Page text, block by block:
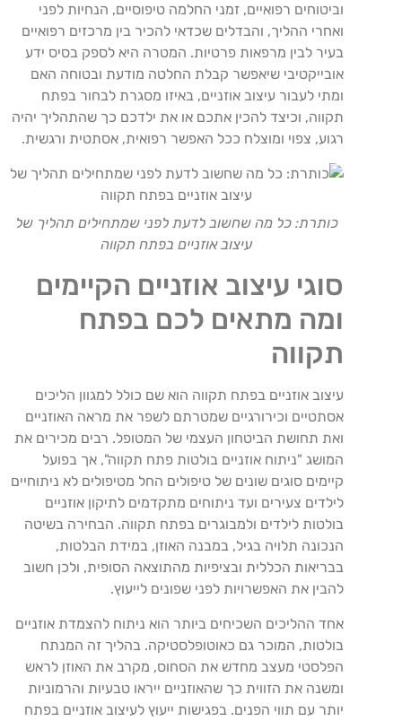
וביטוחים רפואיים, זמני החלמה טיפוסיים, הנחיות לפני
ואחרי ההליך, והבדלים שכדאי להכיר בין מרכזים רפואיים
בעיר לבין מרפאות פרטיות. המטרה היא לספק בסיס ידע
אובייקטיבי שיאפשר קבלת החלטה מודעת ובטוחה האם
ומתי לעבור עיצוב אוזניים, באיזו מסגרת לבחור בפתח
תקווה, וכיצד להכין אתכם או את ילדכם כך שהתהליך יהיה
רגוע, צפוי ומוצלח ככל האפשר רפואית, אסתטית ורגשית.
כותרת: כל מה שחשוב לדעת לפני שמתחילים תהליך של
עיצוב אוזניים בפתח תקווה
סוגי עיצוב אוזניים הקיימים
ומה מתאים לכם בפתח
תקווה
עיצוב אוזניים בפתח תקווה הוא שם כולל למגוון הליכים
אסתטיים וכירורגיים שמטרתם לשפר את מראה האוזניים
ואת תחושת הביטחון העצמי של המטופל. רבים מכירים את
המושג "ניתוח אוזניים בולטות פתח תקווה", אך בפועל
קיימים סוגים שונים של טיפולים החל מטיפולים לא ניתוחיים
לילדים צעירים ועד ניתוחים מתקדמים לתיקון אוזניים
בולטות לילדים ולמבוגרים בפתח תקווה. הבחירה בשיטה
הנכונה תלויה בגיל, במבנה האוזן, במידת הבלטות,
בבריאות הכללית ובציפיות מהתוצאה הסופית, ולכן חשוב
להבין את האפשרויות לפני שפונים לייעוץ.
אחד ההליכים השכיחים ביותר הוא ניתוח להצמדת אוזניים
בולטות, המוכר גם כאוטופלסטיקה. בהליך זה המנתח
הפלסטי מעצב מחדש את הסחוס, מקרב את האוזן לראש
ומשנה את הזווית כך שהאוזניים ייראו טבעיות והרמוניות
יותר עם תווי הפנים. בפגישות ייעוץ לעיצוב אוזניים בפתח